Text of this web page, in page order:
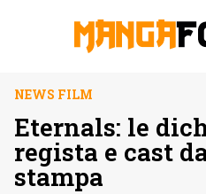
NEWS FILM
Eternals: le
regista e cast
stampa